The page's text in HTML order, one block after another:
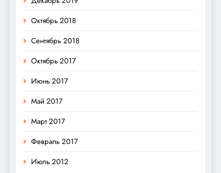
Октябрь 2018
Сентябрь 2018
Октябрь 2017
Июнь 2017
Май 2017
Март 2017
Февраль 2017
Июль 2012